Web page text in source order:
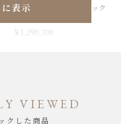
クリフトン ボーマティック
￥1,290,300
表示
VIEWED
クした商品